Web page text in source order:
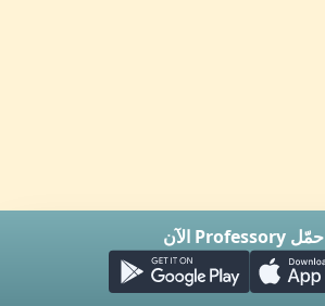
حمّل Professory الآن